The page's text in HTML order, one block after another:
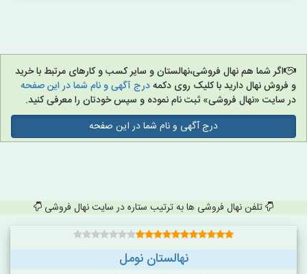
اگر شما هم نهال فروشی،نهالستان و سایر کسب و کارهای مرتبط با خرید
و فروش نهال دارید با کلیک روی دکمهدرج آگهی و نام شما در این صفحه
در سایت «نهال فروشی» ثبت نام نموده و سپس خودتان را معرفی کنید.
درج آگهی و نام شما در این صفحه
تلفن نهال فروشی ها به ترتیب ستاره در سایت نهال فروشی
نهالستان نومل